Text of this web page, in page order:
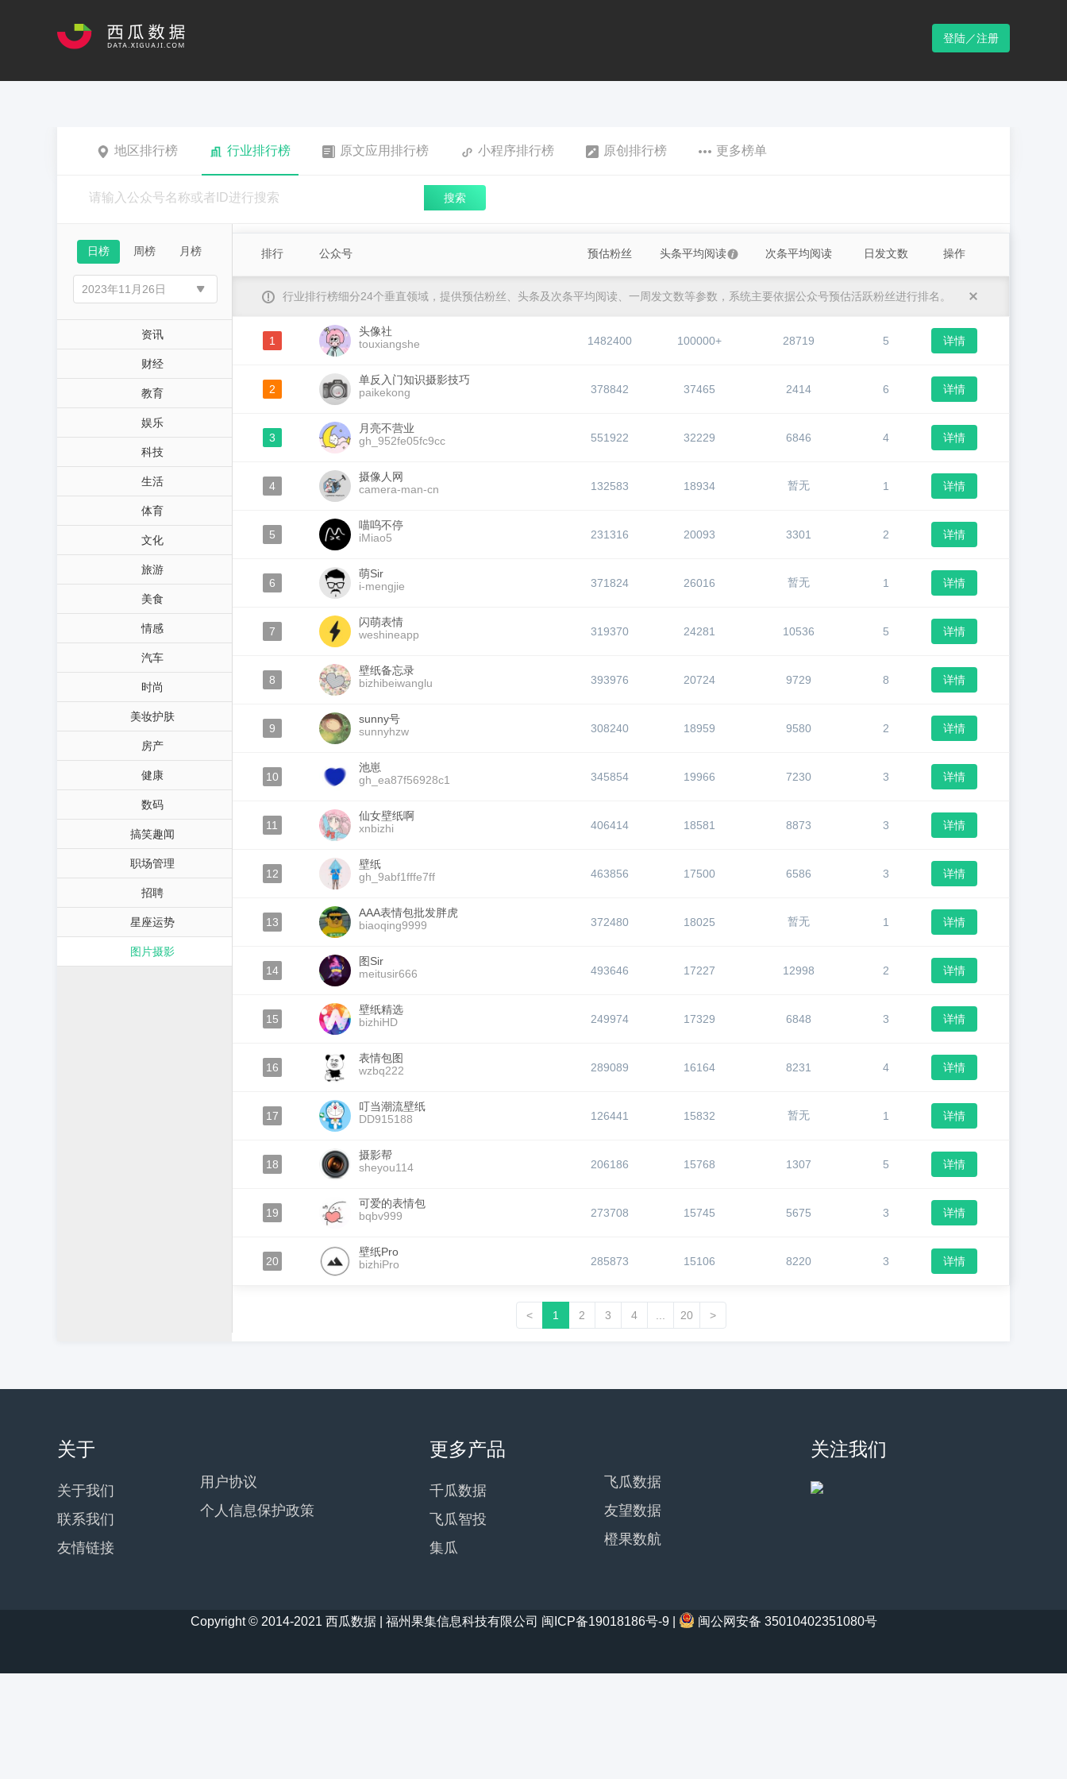
登陆／注册
地区排行榜 行业排行榜 原文应用排行榜 小程序排行榜 原创排行榜 更多榜单
搜索
日榜 周榜 月榜
资讯
财经
教育
娱乐
科技
生活
体育
文化
旅游
美食
情感
汽车
时尚
美妆护肤
房产
健康
数码
搞笑趣闻
职场管理
招聘
星座运势
图片摄影
排行 公众号 预估粉丝 头条平均阅读 次条平均阅读 日发文数 操作
行业排行榜细分24个垂直领域，提供预估粉丝、头条及次条平均阅读、一周发文数等参数，系统主要依据公众号预估活跃粉丝进行排名。
1
头像社
touxiangshe
1482400 100000+ 28719 5 详情
2
单反入门知识摄影技巧
paikekong
378842 37465 2414 6 详情
3
月亮不营业
gh_952fe05fc9cc
551922 32229 6846 4 详情
4
摄像人网
camera-man-cn
132583 18934 暂无 1 详情
5
喵呜不停
iMiao5
231316 20093 3301 2 详情
6
萌Sir
i-mengjie
371824 26016 暂无 1 详情
7
闪萌表情
weshineapp
319370 24281 10536 5 详情
8
壁纸备忘录
bizhibeiwanglu
393976 20724 9729 8 详情
9
sunny号
sunnyhzw
308240 18959 9580 2 详情
10
池崽
gh_ea87f56928c1
345854 19966 7230 3 详情
11
仙女壁纸啊
xnbizhi
406414 18581 8873 3 详情
12
壁纸
gh_9abf1fffe7ff
463856 17500 6586 3 详情
13
AAA表情包批发胖虎
biaoqing9999
372480 18025 暂无 1 详情
14
图Sir
meitusir666
493646 17227 12998 2 详情
15
壁纸精选
bizhiHD
249974 17329 6848 3 详情
16
表情包图
wzbq222
289089 16164 8231 4 详情
17
叮当潮流壁纸
DD915188
126441 15832 暂无 1 详情
18
摄影帮
sheyou114
206186 15768 1307 5 详情
19
可爱的表情包
bqbv999
273708 15745 5675 3 详情
20
壁纸Pro
bizhiPro
285873 15106 8220 3 详情
< 1 2 3 4 20 >
关于
关于我们
联系我们
友情链接
用户协议
个人信息保护政策
更多产品
千瓜数据
飞瓜智投
集瓜
飞瓜数据
友望数据
橙果数航
关注我们
Copyright © 2014-2021 西瓜数据 | 福州果集信息科技有限公司 闽ICP备19018186号-9 闽公网安备 35010402351080号